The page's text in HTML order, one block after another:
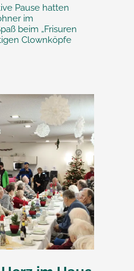
Pause hatten
im
beim „Frisuren
Clownköpfe